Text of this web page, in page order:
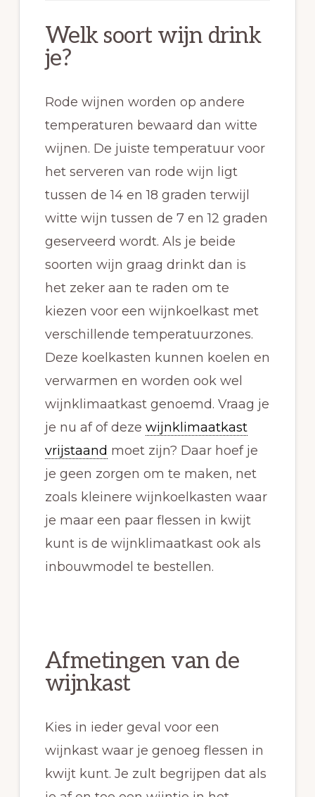
Welk soort wijn drink
je?
Rode wijnen worden op andere
temperaturen bewaard dan witte
wijnen. De juiste temperatuur voor
het serveren van rode wijn ligt
tussen de 14 en 18 graden terwijl
witte wijn tussen de 7 en 12 graden
geserveerd wordt. Als je beide
soorten wijn graag drinkt dan is
het zeker aan te raden om te
kiezen voor een wijnkoelkast met
verschillende temperatuurzones.
Deze koelkasten kunnen koelen en
verwarmen en worden ook wel
wijnklimaatkast genoemd. Vraag je
je nu af of deze wijnklimaatkast
vrijstaand moet zijn? Daar hoef je
je geen zorgen om te maken, net
zoals kleinere wijnkoelkasten waar
je maar een paar flessen in kwijt
kunt is de wijnklimaatkast ook als
inbouwmodel te bestellen.
Afmetingen van de
wijnkast
Kies in ieder geval voor een
wijnkast waar je genoeg flessen in
kwijt kunt. Je zult begrijpen dat als